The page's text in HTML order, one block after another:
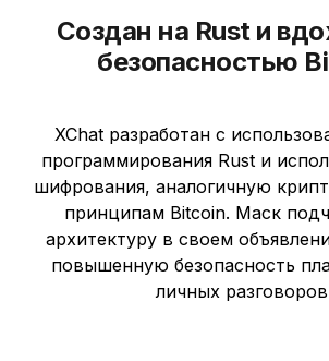
Создан на Rust и
безопасностью
XChat разработан с
программирования Rust и
шифрования, аналогичную
принципам Bitcoin. Маск
архитектуру в своем
повышенную безопасность
личных